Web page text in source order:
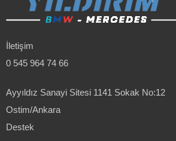
İletişim
0 545 964 74 66
Ayyıldız Sanayi Sitesi 1141 Sokak No:12
Ostim/Ankara
Destek